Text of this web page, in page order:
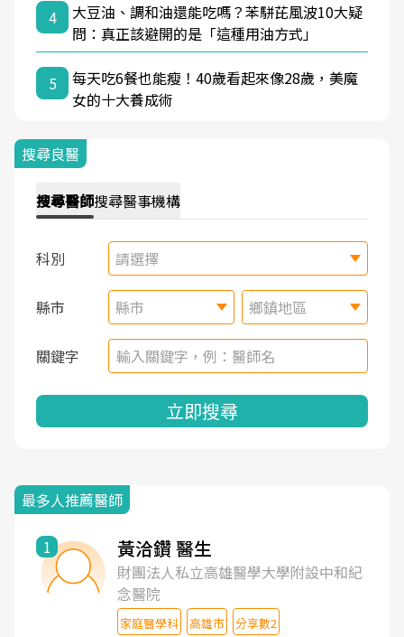
4
大豆油、調和油還能吃嗎？苯駢芘風波10大疑
問：真正該避開的是「這種用油方式」
5
每天吃6餐也能瘦！40歲看起來像28歲，美魔
女的十大養成術
搜尋良醫
搜尋醫師搜尋醫事機構
科別 請選擇
縣市 縣市 鄉鎮地區
關鍵字
立即搜尋
最多人推薦醫師
1 黃洽鑽 醫生
財團法人私立高雄醫學大學附設中和紀
念醫院
家庭醫學科 高雄市 分享數2